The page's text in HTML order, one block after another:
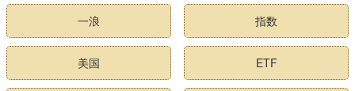
一浪 指数
美国 ETF